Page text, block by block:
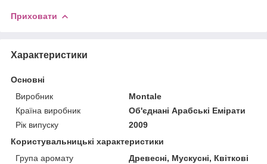
Приховати
Характеристики
Основні
Виробник
Montale
Країна виробник
Об'єднані Арабські Емірати
Рік випуску
2009
Користувальницькі характеристики
Група аромату
Древесні, Мускусні, Квіткові